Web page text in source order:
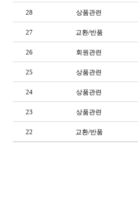
28 상품관련
27 교환/반품
26 회원관련
25 상품관련
24 상품관련
23 상품관련
22 교환/반품